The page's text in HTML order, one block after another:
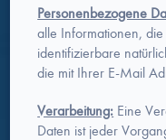
Personenbezogene
alle Informationen,
identifizierbare
die mit Ihrer E-Mail
Verarbeitung: Eine
Daten ist jeder